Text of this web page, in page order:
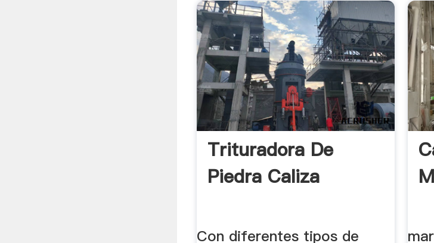
Trituradora De
Piedra Caliza
Con diferentes tipos de